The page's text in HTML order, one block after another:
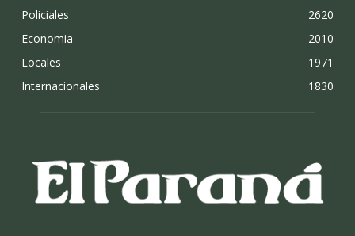
Policiales
2620
Economia
2010
Locales
1971
Internacionales
1830